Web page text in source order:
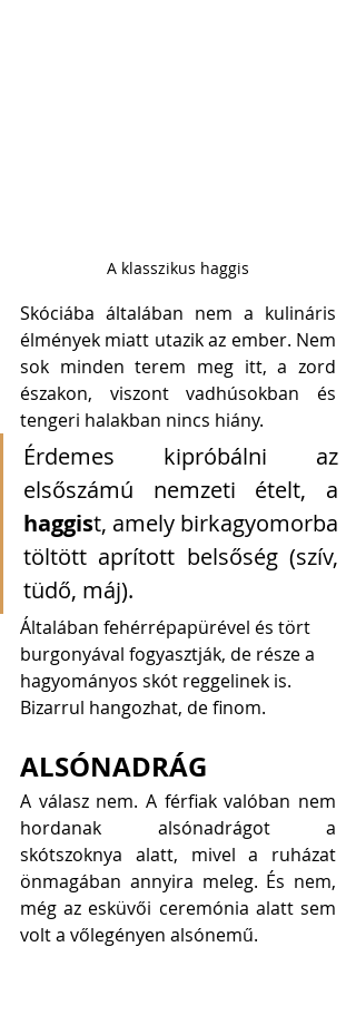
A klasszikus haggis
Skóciába általában nem a kulináris
élmények miatt utazik az ember. Nem
sok minden terem meg itt, a zord
északon, viszont vadhúsokban és
tengeri halakban nincs hiány.
Érdemes kipróbálni az
haggist, amely birkagyomorba
töltött aprított belsőség (szív,
tüdő, máj).
Általában fehérrépapürével és tört
burgonyával fogyasztják, de része a
hagyományos skót reggelinek is.
Bizarrul hangozhat, de finom.
ALSÓNADRÁG
A válasz nem. A férfiak valóban nem
hordanak alsónadrágot a
skótszoknya alatt, mivel a ruházat
önmagában annyira meleg. És nem,
még az esküvői ceremónia alatt sem
volt a vőlegényen alsónemű.